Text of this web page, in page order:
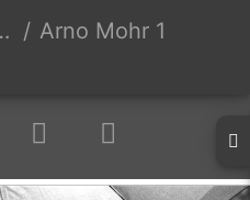
Arno Mohr 1984